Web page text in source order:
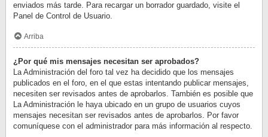
enviados más tarde. Para recargar un borrador guardado, visite el
Panel de Control de Usuario.
Arriba
¿Por qué mis mensajes necesitan ser aprobados?
La Administración del foro tal vez ha decidido que los mensajes
publicados en el foro, en el que estas intentando publicar mensajes,
necesiten ser revisados antes de aprobarlos. También es posible que
La Administración le haya ubicado en un grupo de usuarios cuyos
mensajes necesitan ser revisados antes de aprobarlos. Por favor
comuníquese con el administrador para más información al respecto.